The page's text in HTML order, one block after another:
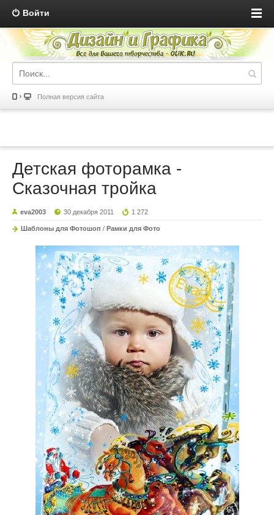
Войти
Полная версия сайта
Детская фоторамка -
Сказочная тройка
eva2003 30 декабря 2011 1 272
Шаблоны для Фотошоп / Рамки для Фото